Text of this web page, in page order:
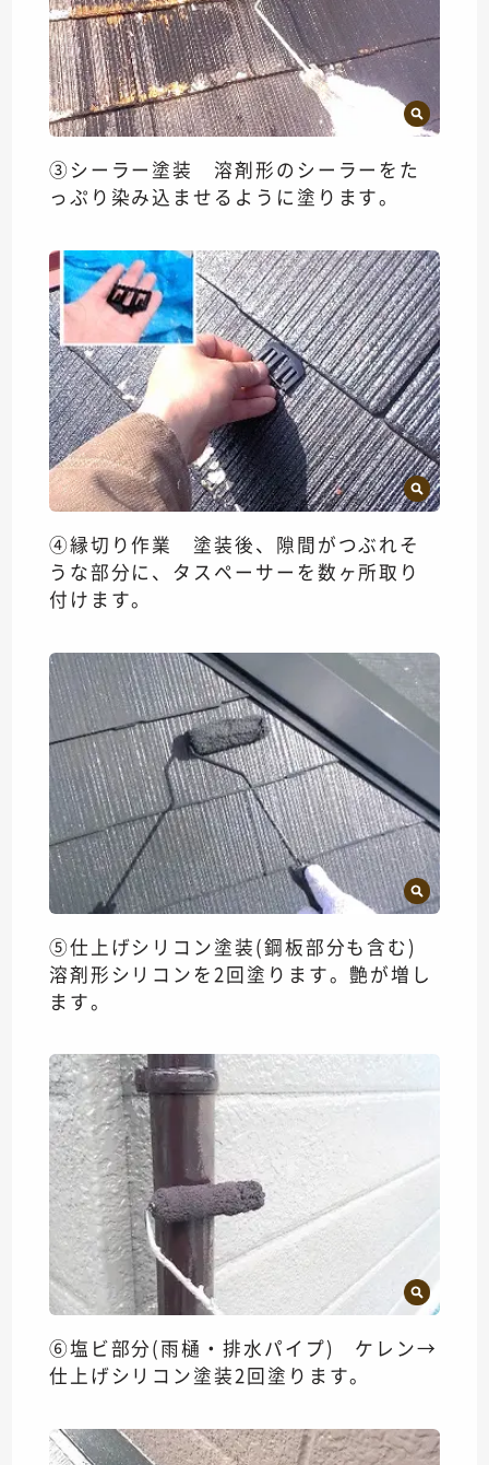
③シーラー塗装 溶剤形のシーラーをた
っぷり染み込ませるように塗ります。
④縁切り作業 塗装後、隙間がつぶれそ
うな部分に、タスペーサーを数ヶ所取り
付けます。
⑤仕上げシリコン塗装(鋼板部分も含む)
溶剤形シリコンを2回塗ります。艶が増し
ます。
⑥塩ビ部分(雨樋・排水パイプ) ケレン→
仕上げシリコン塗装2回塗ります。